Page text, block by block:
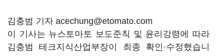
김충범 기자 acechung@etomato.com
이 기사는 뉴스토마토 보도준칙 및 윤리강령에 따라
김충범 테크지식산업부장이 최종 확인·수정했습니